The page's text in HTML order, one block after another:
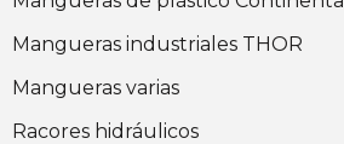
Mangueras industriales THOR
Mangueras varias
Racores hidráulicos